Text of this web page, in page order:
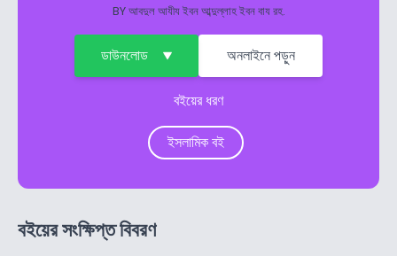
BYআবদুল আযীয ইবন আব্দুল্লাহ ইবন বায রহ.
ডাউনলোড অনলাইনে পড়ুন
বইয়ের ধরণ
ইসলামিক বই
বইয়ের সংক্ষিপ্ত বিবরণ